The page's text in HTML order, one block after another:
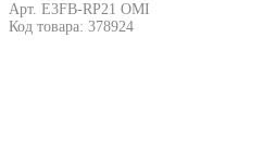
Арт. E3FB-RP21 OMI
Код товара: 378924